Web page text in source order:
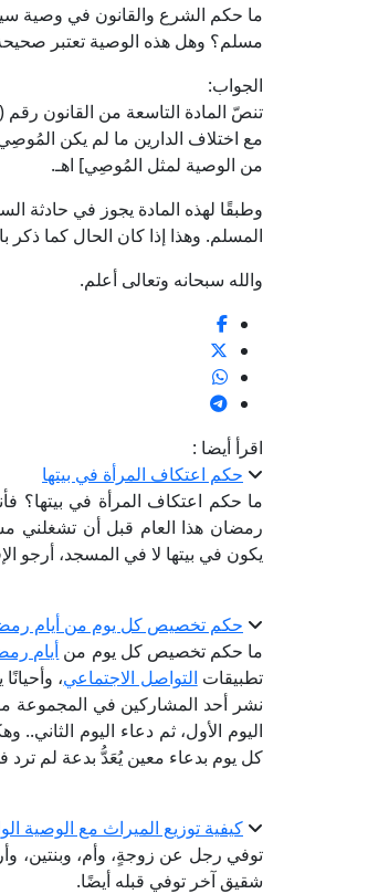
ما حكم الشرع والقانون في وصية
مسلم؟ وهل هذه الوصية تعتبر
الجواب:
مع اختلاف الدارين ما لم يكن
من الوصية لمثل المُوصِي] اهـ.
وطبقًا لهذه المادة يجوز في حادثة
المسلم. وهذا إذا كان الحال كما
والله سبحانه وتعالى أعلم.
اقرأ أيضا :
حكم اعتكاف المرأة في بيتها
ما حكم اعتكاف المرأة في بيتها؟
رمضان هذا العام قبل أن تشغلني
يكون في بيتها لا في المسجد، أرجو
حكم تخصيص كل يوم من أيام
ما حكم تخصيص كل يوم من أيام
تطبيقات التواصل الاجتماعي،
نشر أحد المشاركين في المجموعة
اليوم الأول، ثم دعاء اليوم
كل يوم بدعاء معين يُعَدُّ بدعة لم
كيفية توزيع الميراث مع الوصية
توفي رجل عن زوجةٍ، وأم، وبنتين،
شقيق آخر توفي قبله أيضًا.